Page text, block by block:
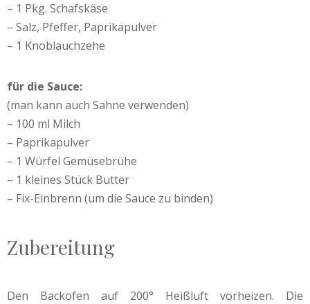
– 1 Pkg. Schafskäse
– Salz, Pfeffer, Paprikapulver
– 1 Knoblauchzehe
für die Sauce:
(man kann auch Sahne verwenden)
– 100 ml Milch
– Paprikapulver
– 1 Würfel Gemüsebrühe
– 1 kleines Stück Butter
– Fix-Einbrenn (um die Sauce zu binden)
Zubereitung
Den Backofen auf 200° Heißluft vorheizen. Die